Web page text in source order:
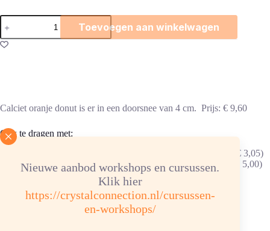
Nieuwe aanbod workshops en cursussen.
Klik hier
https://crystalconnection.nl/cursussen-
en-workshops/
Calciet
oranje
donut
aantal
Toevoegen aan winkelwagen
Calciet oranje donut is er in een doorsnee van 4 cm. Prijs: € 9,60
Ook te dragen met:
Zilverkleurige donuthouder in de vorm van een levensspiraal (€ 3,05)
Zilverkleurige donuthouder in de vorm van een levensbloem (€ 5,00)
Zilverkleurige donutclip (€ 3,50).
Incl. zwart waskoord van 80 cm.